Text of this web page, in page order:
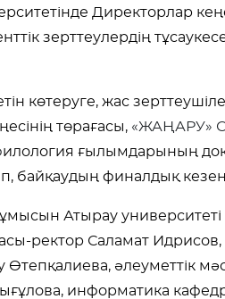
Директорлар
зерттеулердің
көтеруге, жас
төрағасы, «ЖАҢАРУ»
илология ғылымдарының
байқаудың финалдық
Атырау университеті
ректор Саламат
Өтепқалиева, әлеуметтік
информатика